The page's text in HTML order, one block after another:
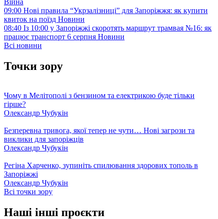
Війна
09:00 Нові правила “Укрзалізниці” для Запоріжжя: як купити
квиток на поїзд Новини
08:40 Із 10:00 у Запоріжжі скоротять маршрут трамвая №16: як
працює транспорт 6 серпня Новини
Всі новини
Точки зору
Чому в Мелітополі з бензином та електрикою буде тільки
гірше?
Олександр Чубукін
Безперевна тривога, якої тепер не чути… Нові загрози та
виклики для запоріжців
Олександр Чубукін
Регіна Харченко, зупиніть спилювання здорових тополь в
Запоріжжі
Олександр Чубукін
Всі точки зору
Наші інші проєкти